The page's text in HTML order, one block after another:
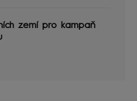
zemí pro kampaň